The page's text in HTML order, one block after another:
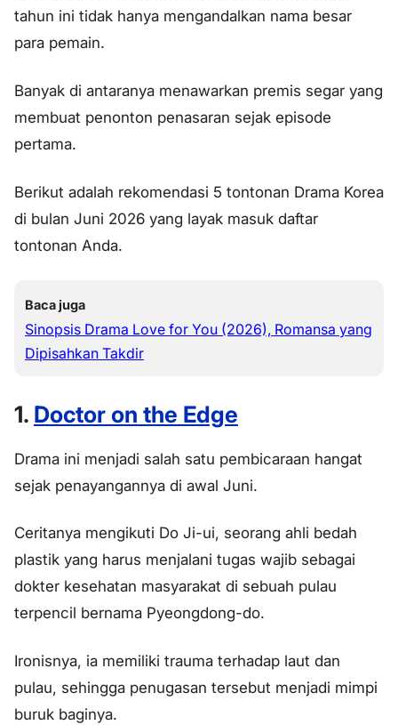
tahun ini tidak hanya mengandalkan nama besar
para pemain.
Banyak di antaranya menawarkan premis segar yang
membuat penonton penasaran sejak episode
pertama.
Berikut adalah rekomendasi 5 tontonan Drama Korea
di bulan Juni 2026 yang layak masuk daftar
tontonan Anda.
Baca juga
Sinopsis Drama Love for You (2026), Romansa yang
Dipisahkan Takdir
1. Doctor on the Edge
Drama ini menjadi salah satu pembicaraan hangat
sejak penayangannya di awal Juni.
Ceritanya mengikuti Do Ji-ui, seorang ahli bedah
plastik yang harus menjalani tugas wajib sebagai
dokter kesehatan masyarakat di sebuah pulau
terpencil bernama Pyeongdong-do.
Ironisnya, ia memiliki trauma terhadap laut dan
pulau, sehingga penugasan tersebut menjadi mimpi
buruk baginya.